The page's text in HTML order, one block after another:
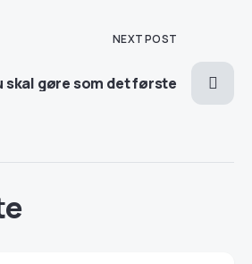
NEXT POST
skal gøre som det første